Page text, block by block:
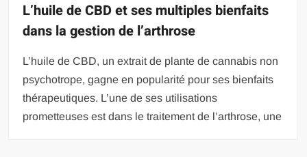
L’huile de CBD et ses multiples bienfaits
dans la gestion de l’arthrose
L’huile de CBD, un extrait de plante de cannabis non
psychotrope, gagne en popularité pour ses bienfaits
thérapeutiques. L’une de ses utilisations
prometteuses est dans le traitement de l’arthrose, une